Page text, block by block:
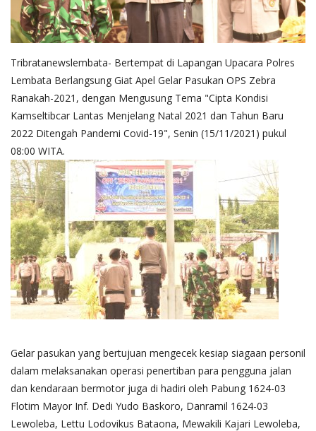
Tribratanewslembata- Bertempat di Lapangan Upacara Polres
Lembata Berlangsung Giat Apel Gelar Pasukan OPS Zebra
Ranakah-2021, dengan Mengusung Tema "Cipta Kondisi
Kamseltibcar Lantas Menjelang Natal 2021 dan Tahun Baru
2022 Ditengah Pandemi Covid-19", Senin (15/11/2021) pukul
08:00 WITA.
Gelar pasukan yang bertujuan mengecek kesiap siagaan personil
dalam melaksanakan operasi penertiban para pengguna jalan
dan kendaraan bermotor juga di hadiri oleh Pabung 1624-03
Flotim Mayor Inf. Dedi Yudo Baskoro, Danramil 1624-03
Lewoleba, Lettu Lodovikus Bataona, Mewakili Kajari Lewoleba,